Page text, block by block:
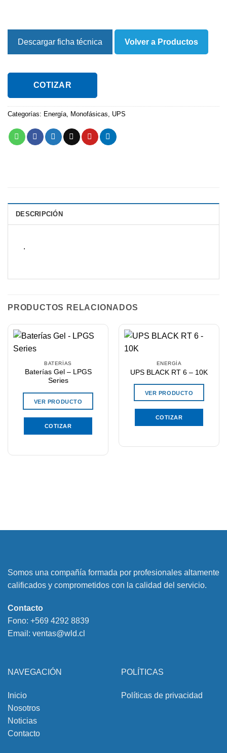
Descargar ficha técnica Volver a Productos
COTIZAR
Categorías: Energía, Monofásicas, UPS
DESCRIPCIÓN
.
PRODUCTOS RELACIONADOS
BATERÍAS
Baterías Gel – LPGS
Series
VER PRODUCTO
COTIZAR
ENERGÍA
UPS BLACK RT 6 – 10K
VER PRODUCTO
COTIZAR
Somos una compañía formada por profesionales altamente
calificados y comprometidos con la calidad del servicio.
Contacto
Fono: +569 4292 8839
Email: ventas@wld.cl
NAVEGACIÓN
Inicio
Nosotros
Noticias
Contacto
POLÍTICAS
Políticas de privacidad